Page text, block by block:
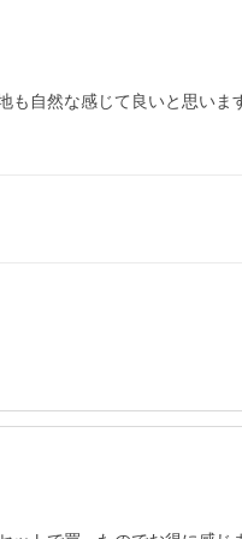
自然な感じて良いと思いま